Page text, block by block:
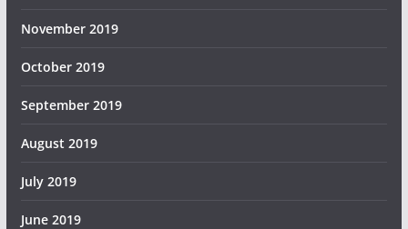
November 2019
October 2019
September 2019
August 2019
July 2019
June 2019